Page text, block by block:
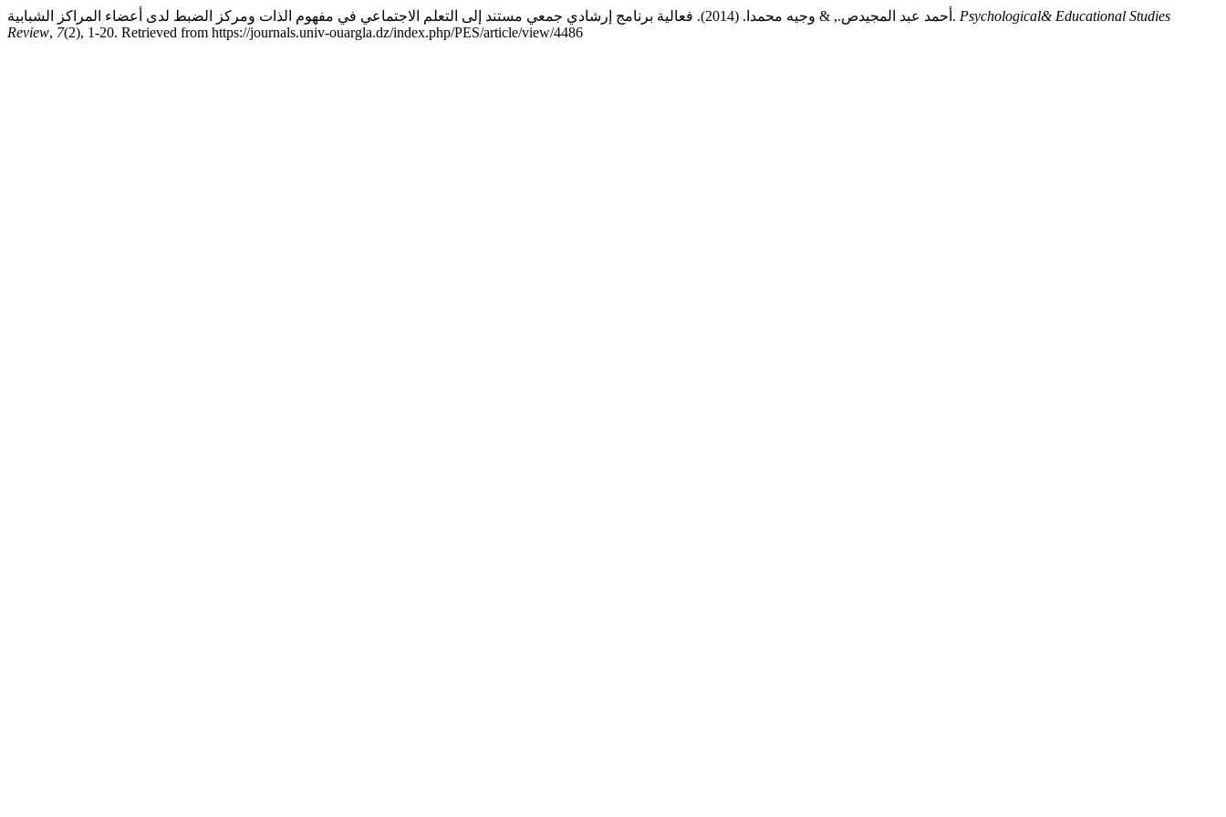
أحمد عبد المجيدص., & وجيه محمدا. (2014). فعالية برنامج إرشادي جمعي مستند إلى التعلم الاجتماعي في مفهوم الذات ومركز الضبط لدى أعضاء المراكز الشبابية. Psychological& Educational Studies
Review, 7(2), 1-20. Retrieved from https://journals.univ-ouargla.dz/index.php/PES/article/view/4486